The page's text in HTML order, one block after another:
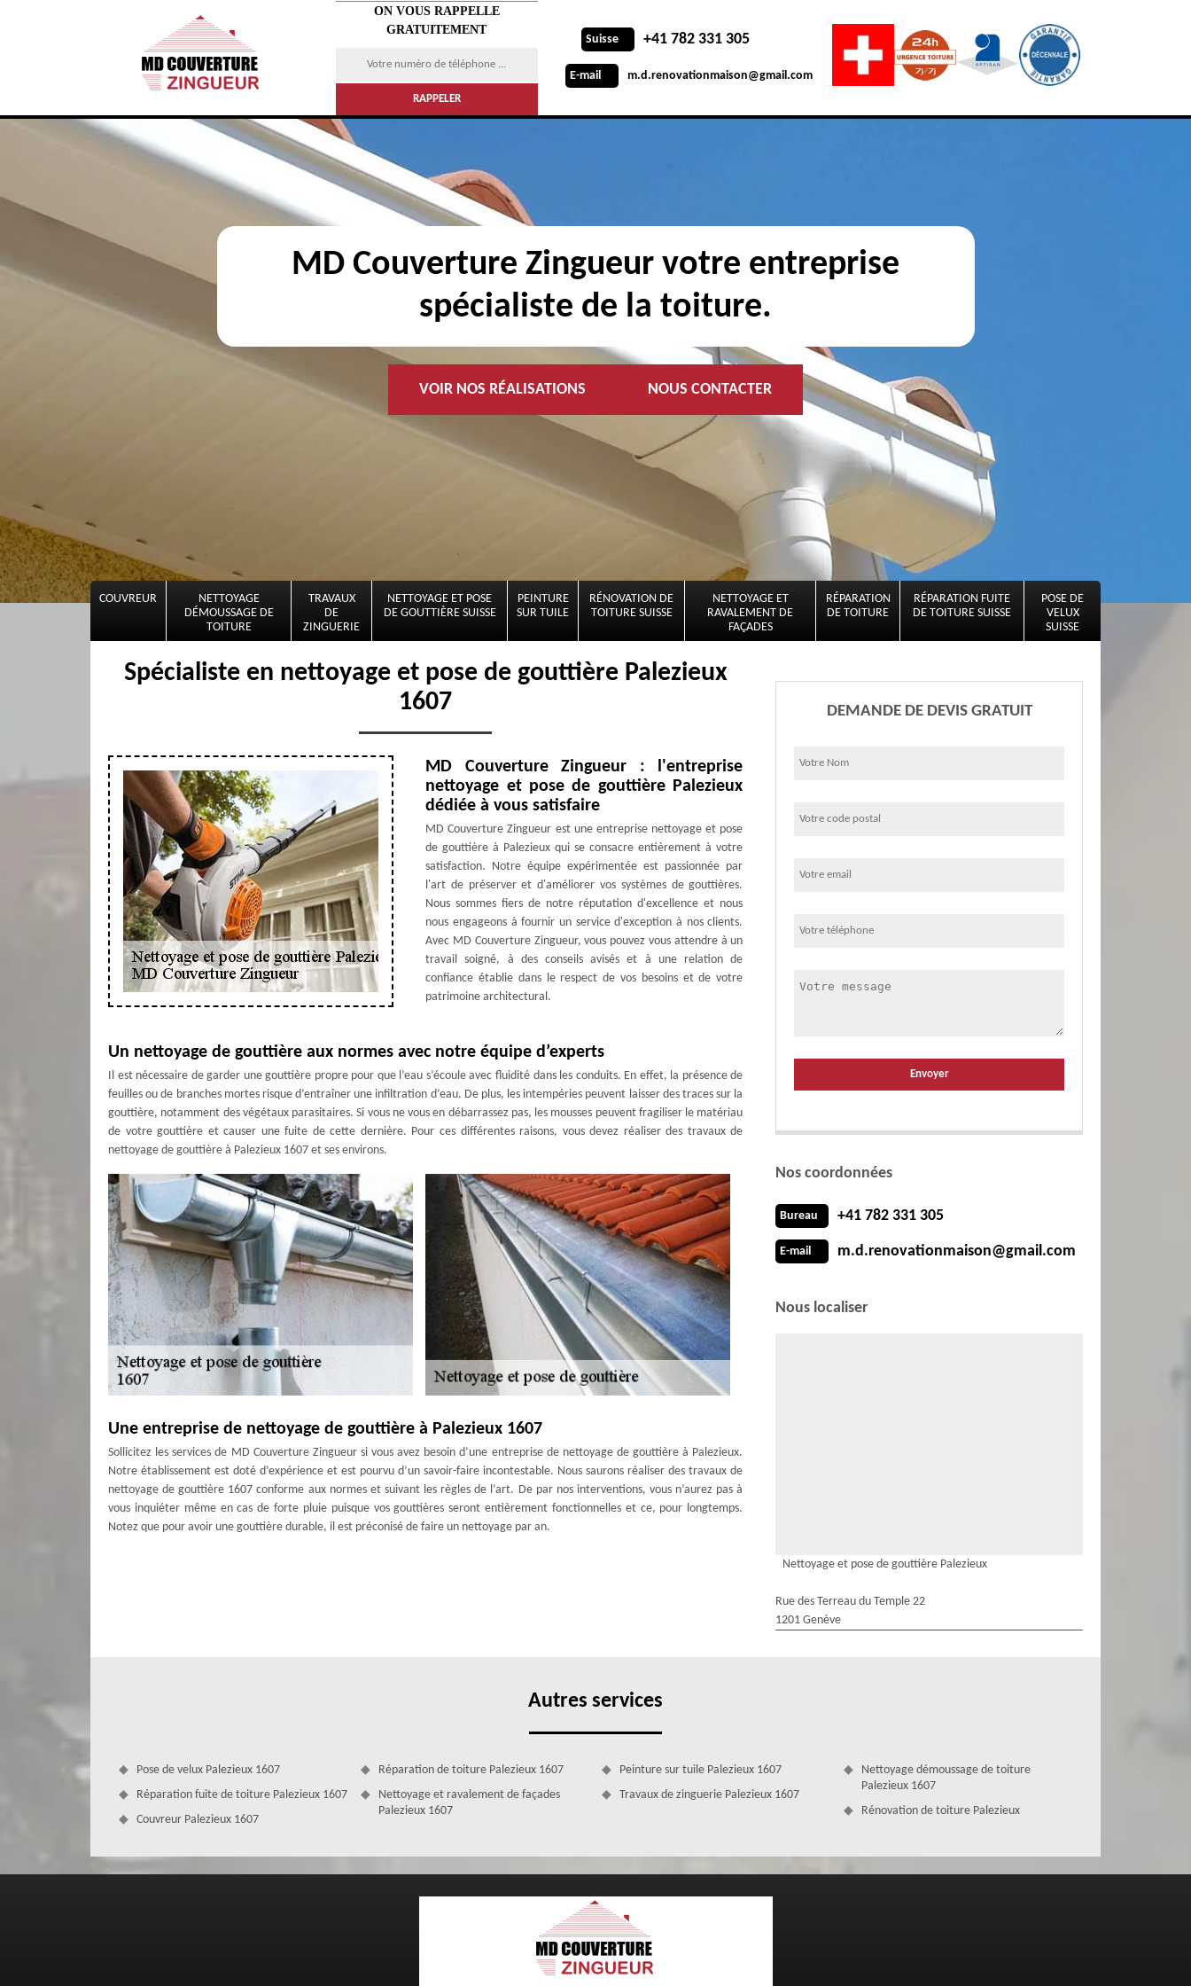
ON VOUS RAPPELLE
GRATUITEMENT
Suisse +41 782 331 305
E-mail m.d.renovationmaison@gmail.com
MD Couverture Zingueur votre entreprise
spécialiste de la toiture.
VOIR NOS RÉALISATIONS NOUS CONTACTER
COUVREUR
NETTOYAGE
DÉMOUSSAGE DE
TOITURE
TRAVAUX
DE
ZINGUERIE
NETTOYAGE ET POSE
DE GOUTTIÈRE SUISSE
PEINTURE
SUR TUILE
RÉNOVATION DE
TOITURE SUISSE
NETTOYAGE ET
RAVALEMENT DE
FAÇADES
RÉPARATION
DE TOITURE
RÉPARATION FUITE
DE TOITURE SUISSE
POSE DE
VELUX
SUISSE
Spécialiste en nettoyage et pose de gouttière Palezieux
1607
MD Couverture Zingueur : l'entreprise
nettoyage et pose de gouttière Palezieux
dédiée à vous satisfaire
MD Couverture Zingueur est une entreprise nettoyage et pose
de gouttière à Palezieux qui se consacre entièrement à votre
satisfaction. Notre équipe expérimentée est passionnée par
l'art de préserver et d'améliorer vos systèmes de gouttières.
Nous sommes fiers de notre réputation d'excellence et nous
nous engageons à fournir un service d'exception à nos clients.
Avec MD Couverture Zingueur, vous pouvez vous attendre à un
travail soigné, à des conseils avisés et à une relation de
confiance établie dans le respect de vos besoins et de votre
patrimoine architectural.
Un nettoyage de gouttière aux normes avec notre équipe d’experts
Il est nécessaire de garder une gouttière propre pour que l’eau s’écoule avec fluidité dans les conduits. En effet, la présence de
feuilles ou de branches mortes risque d’entraîner une infiltration d’eau. De plus, les intempéries peuvent laisser des traces sur la
gouttière, notamment des végétaux parasitaires. Si vous ne vous en débarrassez pas, les mousses peuvent fragiliser le matériau
de votre gouttière et causer une fuite de cette dernière. Pour ces différentes raisons, vous devez réaliser des travaux de
nettoyage de gouttière à Palezieux 1607 et ses environs.
Une entreprise de nettoyage de gouttière à Palezieux 1607
Sollicitez les services de MD Couverture Zingueur si vous avez besoin d’une entreprise de nettoyage de gouttière à Palezieux.
Notre établissement est doté d’expérience et est pourvu d’un savoir-faire incontestable. Nous saurons réaliser des travaux de
nettoyage de gouttière 1607 conforme aux normes et suivant les règles de l’art. De par nos interventions, vous n’aurez pas à
vous inquiéter même en cas de forte pluie puisque vos gouttières seront entièrement fonctionnelles et ce, pour longtemps.
Notez que pour avoir une gouttière durable, il est préconisé de faire un nettoyage par an.
MD Couverture Zingueur, un couvreur changement et pose de gouttière compétent
Réaliser des travaux de gouttière revient à un couvreur professionnel et expérimenté. En effet, il est nécessaire de connaitre et
maîtriser les différentes méthodes à mettre en œuvre, que ce soit dans le cadre d’une pose ou de rénovation de gouttière.
DEMANDE DE DEVIS GRATUIT
Nos coordonnées
Bureau +41 782 331 305
E-mail m.d.renovationmaison@gmail.com
Nous localiser
Nettoyage et pose de gouttière Palezieux
Rue des Terreau du Temple 22
1201 Genève
Autres services
Pose de velux Palezieux 1607
Réparation fuite de toiture Palezieux 1607
Couvreur Palezieux 1607
Réparation de toiture Palezieux 1607
Nettoyage et ravalement de façades
Palezieux 1607
Peinture sur tuile Palezieux 1607
Travaux de zinguerie Palezieux 1607
Nettoyage démoussage de toiture
Palezieux 1607
Rénovation de toiture Palezieux